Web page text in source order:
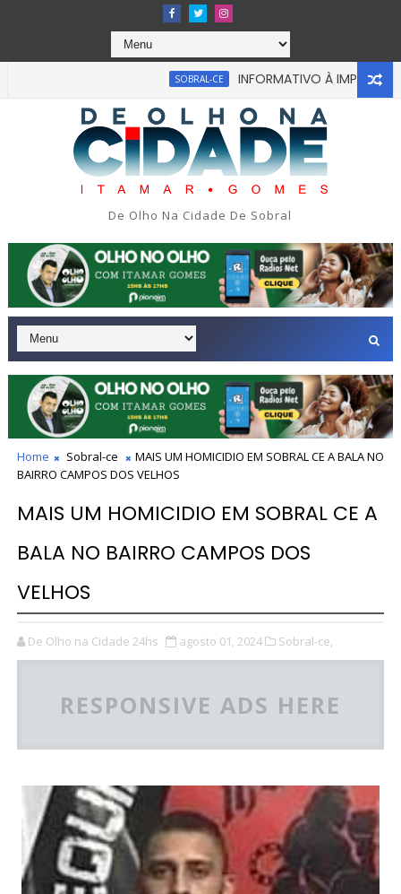
SOBRAL-CE INFORMATIVO À IMPRENSA
em tragédia na tarde da última segunda-feira 13/07/2026
De Olho Na Cidade De Sobral
Home Sobral-ce
MAIS UM HOMICIDIO EM SOBRAL CE A BALA NO
BAIRRO CAMPOS DOS VELHOS
MAIS UM HOMICIDIO EM SOBRAL CE A
BALA NO BAIRRO CAMPOS DOS
VELHOS
De Olho na Cidade 24hs agosto 01, 2024 Sobral-ce,
RESPONSIVE ADS HERE